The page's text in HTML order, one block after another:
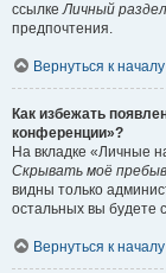
ссылкеЛичный раздел
предпочтения.
Вернуться к началу
Как избежать
конференции»?
На вкладке «Личные
Скрывать моё
видны только
остальных вы будете
Вернуться к началу